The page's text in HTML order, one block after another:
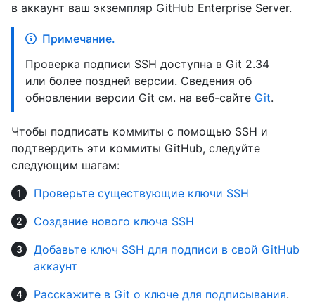
в аккаунт ваш экземпляр GitHub Enterprise Server.
Примечание.
Проверка подписи SSH доступна в Git 2.34
или более поздней версии. Сведения об
обновлении версии Git см. на веб-сайте Git.
Чтобы подписать коммиты с помощью SSH и
подтвердить эти коммиты GitHub, следуйте
следующим шагам:
Проверьте существующие ключи SSH
Создание нового ключа SSH
Добавьте ключ SSH для подписи в свой GitHub
аккаунт
Расскажите в Git о ключе для подписывания.